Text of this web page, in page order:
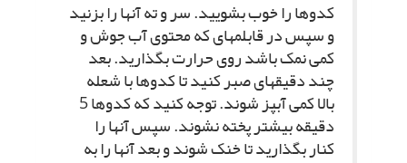
کدوها را خوب بشویید. سر و ته آنها را بزنید
و سپس در قابلمه‏اى که محتوى آب جوش و
کمى نمک باشد روى حرارت بگذارید. بعد
چند دقیقه‏اى صبر کنید تا کدوها با شعله
بالا کمى آب‏پز شوند. توجه کنید که کدوها 5
دقیقه بیشتر پخته نشوند. سپس آنها را
کنار بگذارید تا خنک شوند و بعد آنها را به